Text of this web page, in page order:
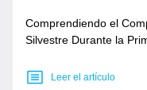
Comprendiendo el
Silvestre Durante la
Leer el artículo